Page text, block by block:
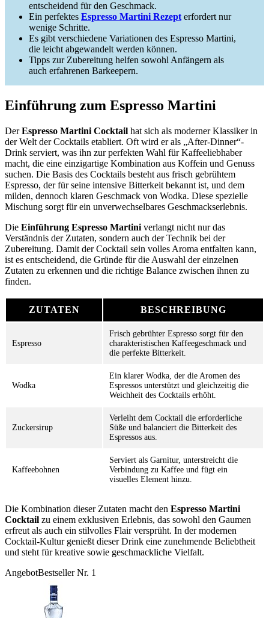
entscheidend für den Geschmack.
Ein perfektes Espresso Martini Rezept erfordert nur
wenige Schritte.
Es gibt verschiedene Variationen des Espresso Martini,
die leicht abgewandelt werden können.
Tipps zur Zubereitung helfen sowohl Anfängern als
auch erfahrenen Barkeepern.
Einführung zum Espresso Martini
DerEspresso Martini Cocktail hat sich als moderner Klassiker in
der Welt der Cocktails etabliert. Oft wird er als „After-Dinner“-
Drink serviert, was ihn zur perfekten Wahl für Kaffeeliebhaber
macht, die eine einzigartige Kombination aus Koffein und Genuss
suchen. Die Basis des Cocktails besteht aus frisch gebrühtem
Espresso, der für seine intensive Bitterkeit bekannt ist, und dem
milden, dennoch klaren Geschmack von Wodka. Diese spezielle
Mischung sorgt für ein unverwechselbares Geschmackserlebnis.
Die Einführung Espresso Martini verlangt nicht nur das
Verständnis der Zutaten, sondern auch der Technik bei der
Zubereitung. Damit der Cocktail sein volles Aroma entfalten kann,
ist es entscheidend, die Gründe für die Auswahl der einzelnen
Zutaten zu erkennen und die richtige Balance zwischen ihnen zu
finden.
ZUTATEN BESCHREIBUNG
Espresso
Frisch gebrühter Espresso sorgt für den
charakteristischen Kaffeegeschmack und
die perfekte Bitterkeit.
Wodka
Ein klarer Wodka, der die Aromen des
Espressos unterstützt und gleichzeitig die
Weichheit des Cocktails erhöht.
Zuckersirup
Verleiht dem Cocktail die erforderliche
Süße und balanciert die Bitterkeit des
Espressos aus.
Kaffeebohnen
Serviert als Garnitur, unterstreicht die
Verbindung zu Kaffee und fügt ein
visuelles Element hinzu.
Die Kombination dieser Zutaten macht den Espresso Martini
Cocktail zu einem exklusiven Erlebnis, das sowohl den Gaumen
erfreut als auch ein stilvolles Flair versprüht. In der modernen
Cocktail-Kultur genießt dieser Drink eine zunehmende Beliebtheit
und steht für kreative sowie geschmackliche Vielfalt.
AngebotBestseller Nr. 1